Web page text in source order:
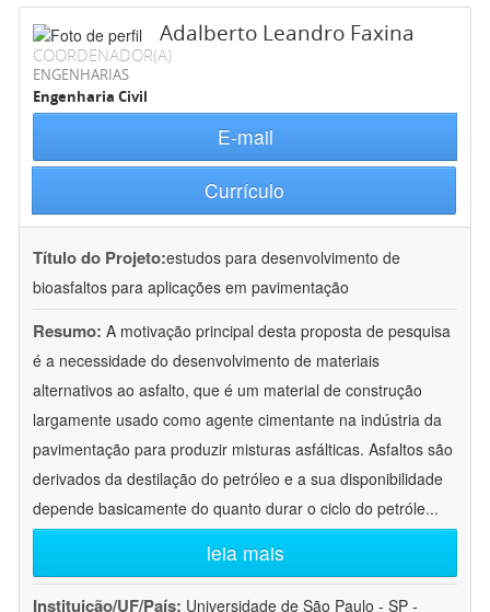
Adalberto Leandro Faxina
COORDENADOR(A)
ENGENHARIAS
Engenharia Civil
E-mail
Currículo
Título do Projeto:estudos para desenvolvimento de
bioasfaltos para aplicações em pavimentação
Resumo: A motivação principal desta proposta de pesquisa
é a necessidade do desenvolvimento de materiais
alternativos ao asfalto, que é um material de construção
largamente usado como agente cimentante na indústria da
pavimentação para produzir misturas asfálticas. Asfaltos são
derivados da destilação do petróleo e a sua disponibilidade
depende basicamente do quanto durar o ciclo do petróle...
leia mais
Instituição/UF/País: Universidade de São Paulo - SP -